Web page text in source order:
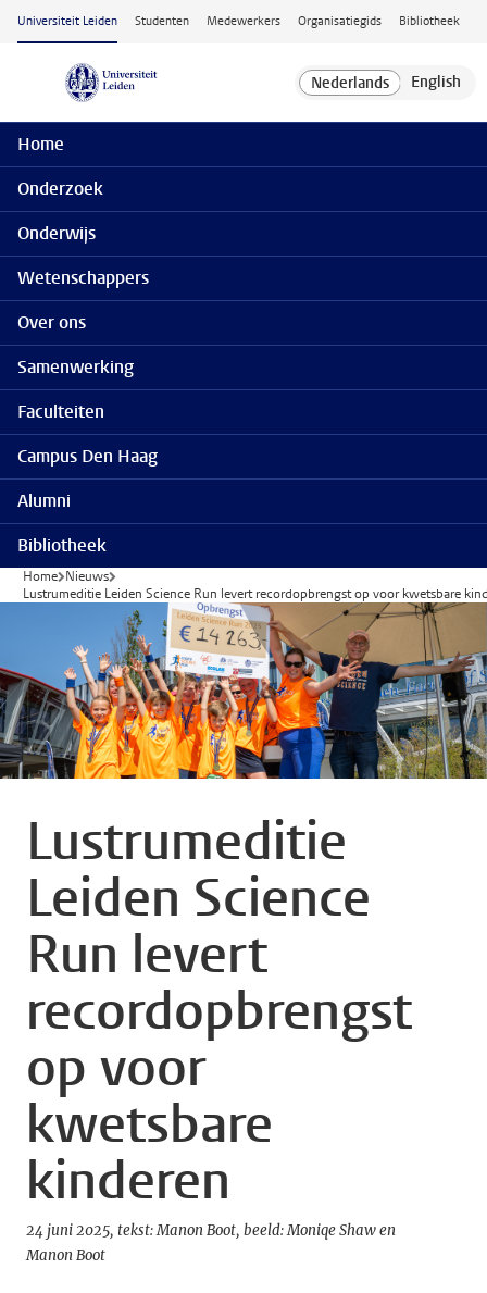
Ga naar hoofdinhoud
Universiteit Leiden Studenten Medewerkers Organisatiegids Bibliotheek
Home
Onderzoek
Onderwijs
Wetenschappers
Over ons
Samenwerking
Faculteiten
Campus Den Haag
Alumni
Bibliotheek
Home Nieuws
Lustrumeditie Leiden Science Run levert recordopbrengst op voor kwetsbare
Lustrumeditie
Leiden Science
Run levert
recordopbrengst
op voor
kwetsbare
kinderen
24 juni 2025 tekst: Manon Boot beeld: Moniqe Shaw en
Manon Boot